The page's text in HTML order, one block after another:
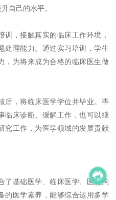
自己的水平。
训，接触真实的临床工作环境，
处理能力。通过实习培训，学生
，为将来成为合格的临床医生做
后，将临床医学学位并毕业。毕
临床诊断、缓解工作，也可以继
究工作，为医学领域的发展贡献
了基础医学、临床医学、医患沟
的医学素养，能够综合运用多学